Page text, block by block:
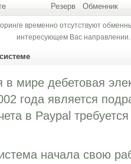
Резерв Обменник
временно отсутствуют
интересующем Вас направлении.
мире дебетовая
года является
в Paypal
начала свою